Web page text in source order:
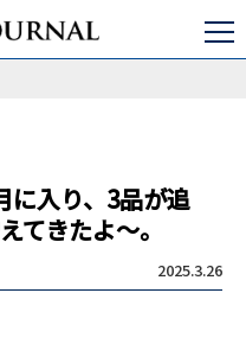
運行管理
加。メーカー、製品、増えてき
入り、3品が追
てきたよ～。
2025.3.26